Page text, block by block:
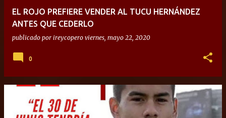
EL ROJO PREFIERE VENDER AL TUCU HERNÁNDEZ
ANTES QUE CEDERLO
publicado por ireycopero viernes, mayo 22, 2020
0